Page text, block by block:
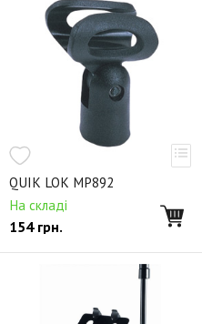
Сустейн-педали
Держатели периферии
Гитарные стойки
под мониторы
QUIK LOK MP892
На складі
154грн.